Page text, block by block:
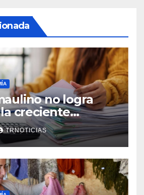
no logra
creciente
por trabajo
TRNOTICIAS